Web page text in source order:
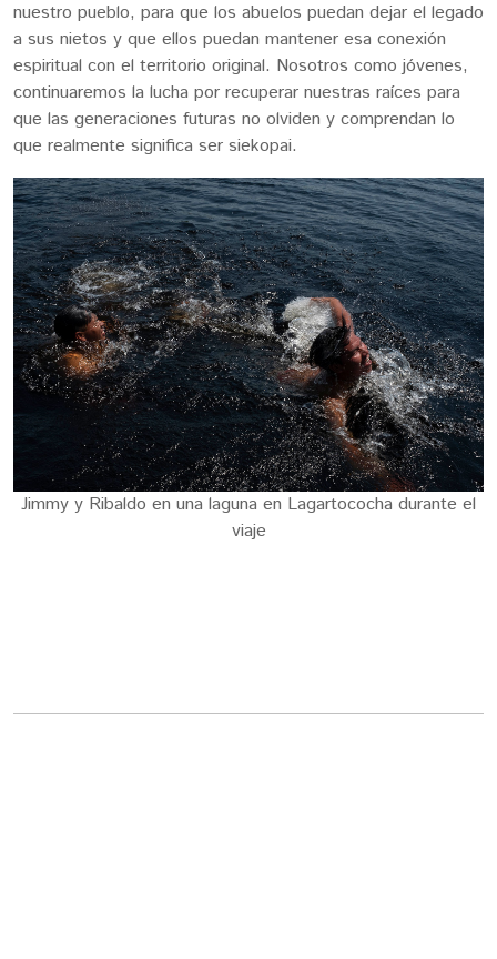
nuestro pueblo, para que los abuelos puedan dejar el legado
a sus nietos y que ellos puedan mantener esa conexión
espiritual con el territorio original. Nosotros como jóvenes,
continuaremos la lucha por recuperar nuestras raíces para
que las generaciones futuras no olviden y comprendan lo
que realmente significa ser siekopai.
Jimmy y Ribaldo en una laguna en Lagartococha durante el
viaje